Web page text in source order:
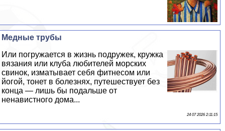
Медные трубы
Или погружается в жизнь подружек, кружка
вязания или клуба любителей морских
свинок, изматывает себя фитнесом или
йогой, тонет в болезнях, путешествует без
конца — лишь бы подальше от
ненавистного дома...
24 07 2026 2:11:15